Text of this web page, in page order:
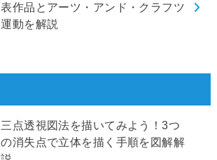
表作品とアーツ・アンド・クラフツ
運動を解説
三点透視図法を描いてみよう！3つ
の消失点で立体を描く手順を図解解